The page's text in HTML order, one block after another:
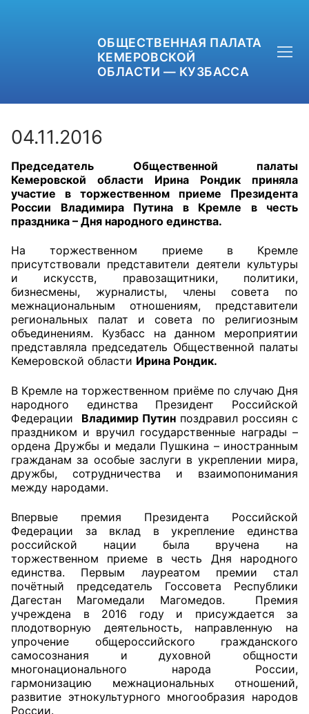
ОБЩЕСТВЕННАЯ ПАЛАТА
КЕМЕРОВСКОЙ
ОБЛАСТИ — КУЗБАССА
+7 (3842) 58-82-40
OPKO42@BK.RU
Главная
Общественные советы
Общественные советы при территориальных
органах федеральных органов
исполнительной власти
Общественные советы по проведению
независимой оценки качества условий
оказания услуг
О Палате
Структура Палаты
Комиссии
Экспертный совет ОП КО
Совет ОП КО
Общественный штаб
Члены ОП КО
04.11.2016
Председатель Общественной палаты
Кемеровской области Ирина Рондик приняла
участие в торжественном приеме Президента
России Владимира Путина в Кремле в честь
праздника – Дня народного единства.
На торжественном приеме в Кремле
присутствовали представители деятели культуры
и искусств, правозащитники, политики,
бизнесмены, журналисты, члены совета по
межнациональным отношениям, представители
региональных палат и совета по религиозным
объединениям. Кузбасс на данном мероприятии
представляла председатель Общественной палаты
Кемеровской области Ирина Рондик.
В Кремле на торжественном приёме по случаю Дня
народного единства Президент Российской
Федерации Владимир Путин поздравил россиян с
праздником и вручил государственные награды –
ордена Дружбы и медали Пушкина – иностранным
гражданам за особые заслуги в укреплении мира,
дружбы, сотрудничества и взаимопонимания
между народами.
Впервые премия Президента Российской
Федерации за вклад в укрепление единства
российской нации была вручена на
торжественном приеме в честь Дня народного
единства. Первым лауреатом премии стал
почётный председатель Госсовета Республики
Дагестан Магомедали Магомедов. Премия
учреждена в 2016 году и присуждается за
плодотворную деятельность, направленную на
упрочение общероссийского гражданского
самосознания и духовной общности
многонационального народа России,
гармонизацию межнациональных отношений,
развитие этнокультурного многообразия народов
России.